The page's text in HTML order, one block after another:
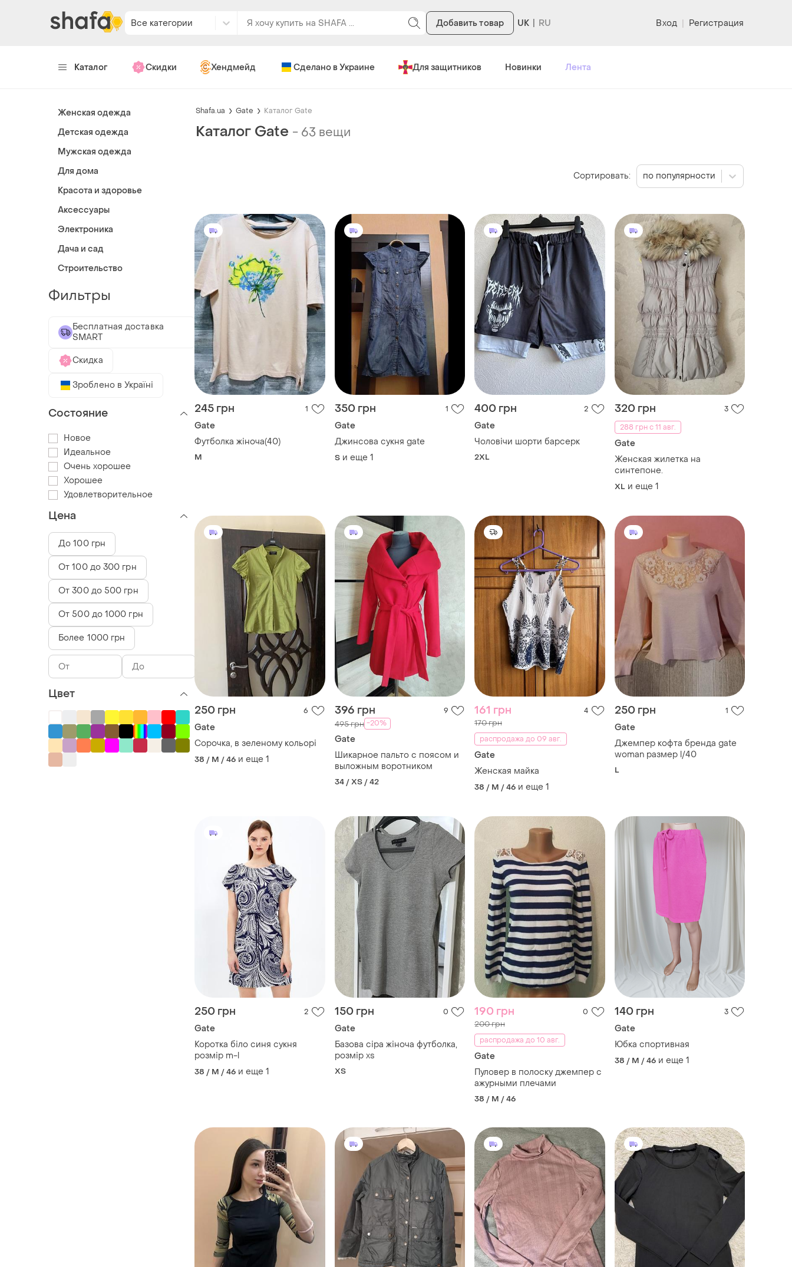
Все категории Добавить товар UK Вход | Регистрация
Каталог Скидки Хендмейд Сделано в Украине Для защитников Новинки Лента
Shafa.ua Gate Каталог Gate
Каталог Gate - 63 вещи
245 грн 1
Gate
Футболка жіноча(40)
M
350 грн 1
Gate
Джинсова сукня gate
S и еще 1
400 грн 2
Gate
Чоловічи шорти барсерк
2XL
320 грн
3
288 грн с 11 авг.
Gate
Женская жилетка на
синтепоне.
XL и еще 1
250 грн 6
Gate
Сорочка, в зеленому кольорі
38 / M / 46 и еще 1
396 грн 9
495 грн -20%
Gate
Шикарное пальто с поясом и
выложным воротником
34 / XS / 42
161 грн 4
170 грн
распродажа до 09 авг.
Gate
Женская майка
38 / M / 46 и еще 1
250 грн 1
Gate
Джемпер кофта бренда gate
woman размер l/40
L
250 грн 2
Gate
Коротка біло синя сукня
розмір m-l
38 / M / 46 и еще 1
150 грн 0
Gate
Базова сіра жіноча футболка,
розмір xs
ХS
190 грн 0
200 грн
распродажа до 10 авг.
Gate
Пуловер в полоску джемпер с
ажурными плечами
38 / M / 46
140 грн 3
Gate
Юбка спортивная
38 / M / 46 и еще 1
Сортировать: по популярности
Женская одежда
Детская одежда
Мужская одежда
Для дома
Красота и здоровье
Аксессуары
Электроника
Дача и сад
Строительство
Фильтры
Бесплатная доставка
SMART
Скидка
Зроблено в Україні
Состояние
Новое
Идеальное
Очень хорошее
Хорошее
Удовлетворительное
Цена
До 100 грн
От 100 до 300 грн
От 300 до 500 грн
От 500 до 1000 грн
Более 1000 грн
Цвет